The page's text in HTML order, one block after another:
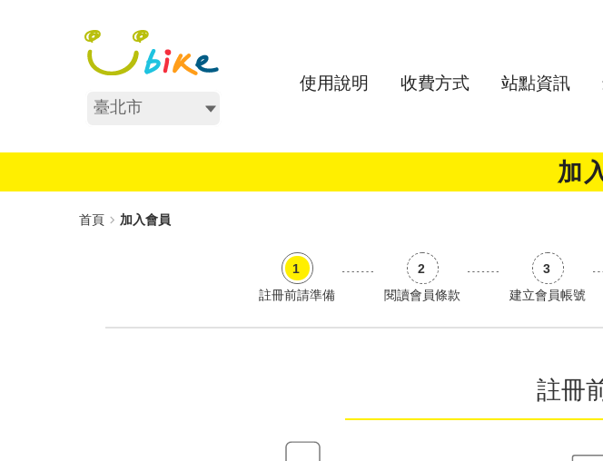
不分區
使用說明 收費方式 站點資訊
加
首頁 加入會員
註冊前請準備 閱讀會員條款 建立會員帳號
註冊